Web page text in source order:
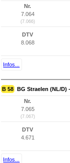
Nr.
7.064
(7.066)
DTV
8.068
Infos...
B 58 BG Straelen (NL/D)
Nr.
7.065
(7.067)
DTV
4.671
Infos...